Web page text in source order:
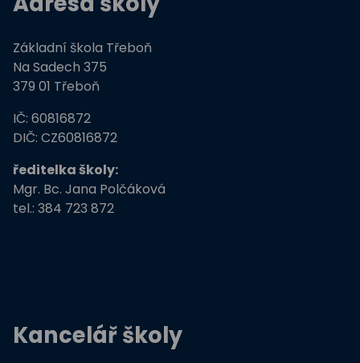
Moderní technologie ve výuce
ZŠ Třeboň, Na Sadech jede do E
Tvořivá dílna žáků ZŠ Třeboň
Zdravé město Třeboň a ZŠ
Stromy, skřeti, dřeváci
EU peníze školám
Němčina nekouše
Základní škola Třeboň
Na Sadech 375
379 01 Třeboň
IČ: 60816872
DIČ: CZ60816872
ředitelka školy:
Mgr. Bc. Jana Polčáková
tel.: 384 723 872
Kancelář školy